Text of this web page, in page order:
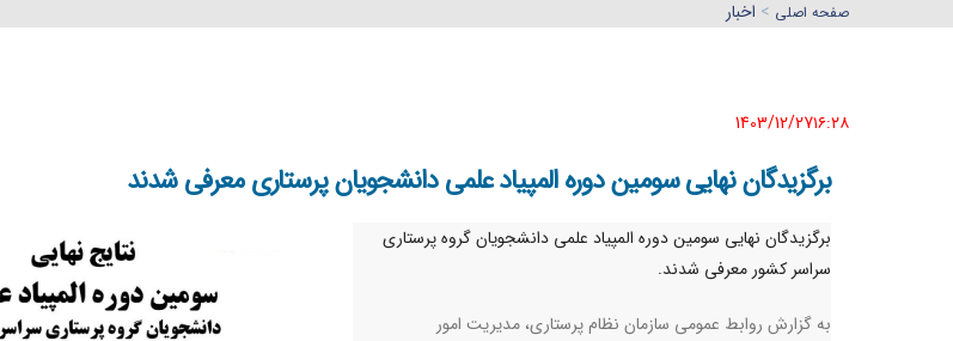
صفحه اصلي > اخبار
1403/12/27١٦:٢٨
برگزیدگان نهایی سومین دوره المپیاد علمی دانشجويان پرستاری معرفی شدند
برگزیدگان نهایی سومین دوره المپیاد علمی دانشجویان گروه پرستاری
سراسر کشور معرفی شدند.
به گزارش روابط عمومی سازمان نظام پرستاری، مدیریت امور